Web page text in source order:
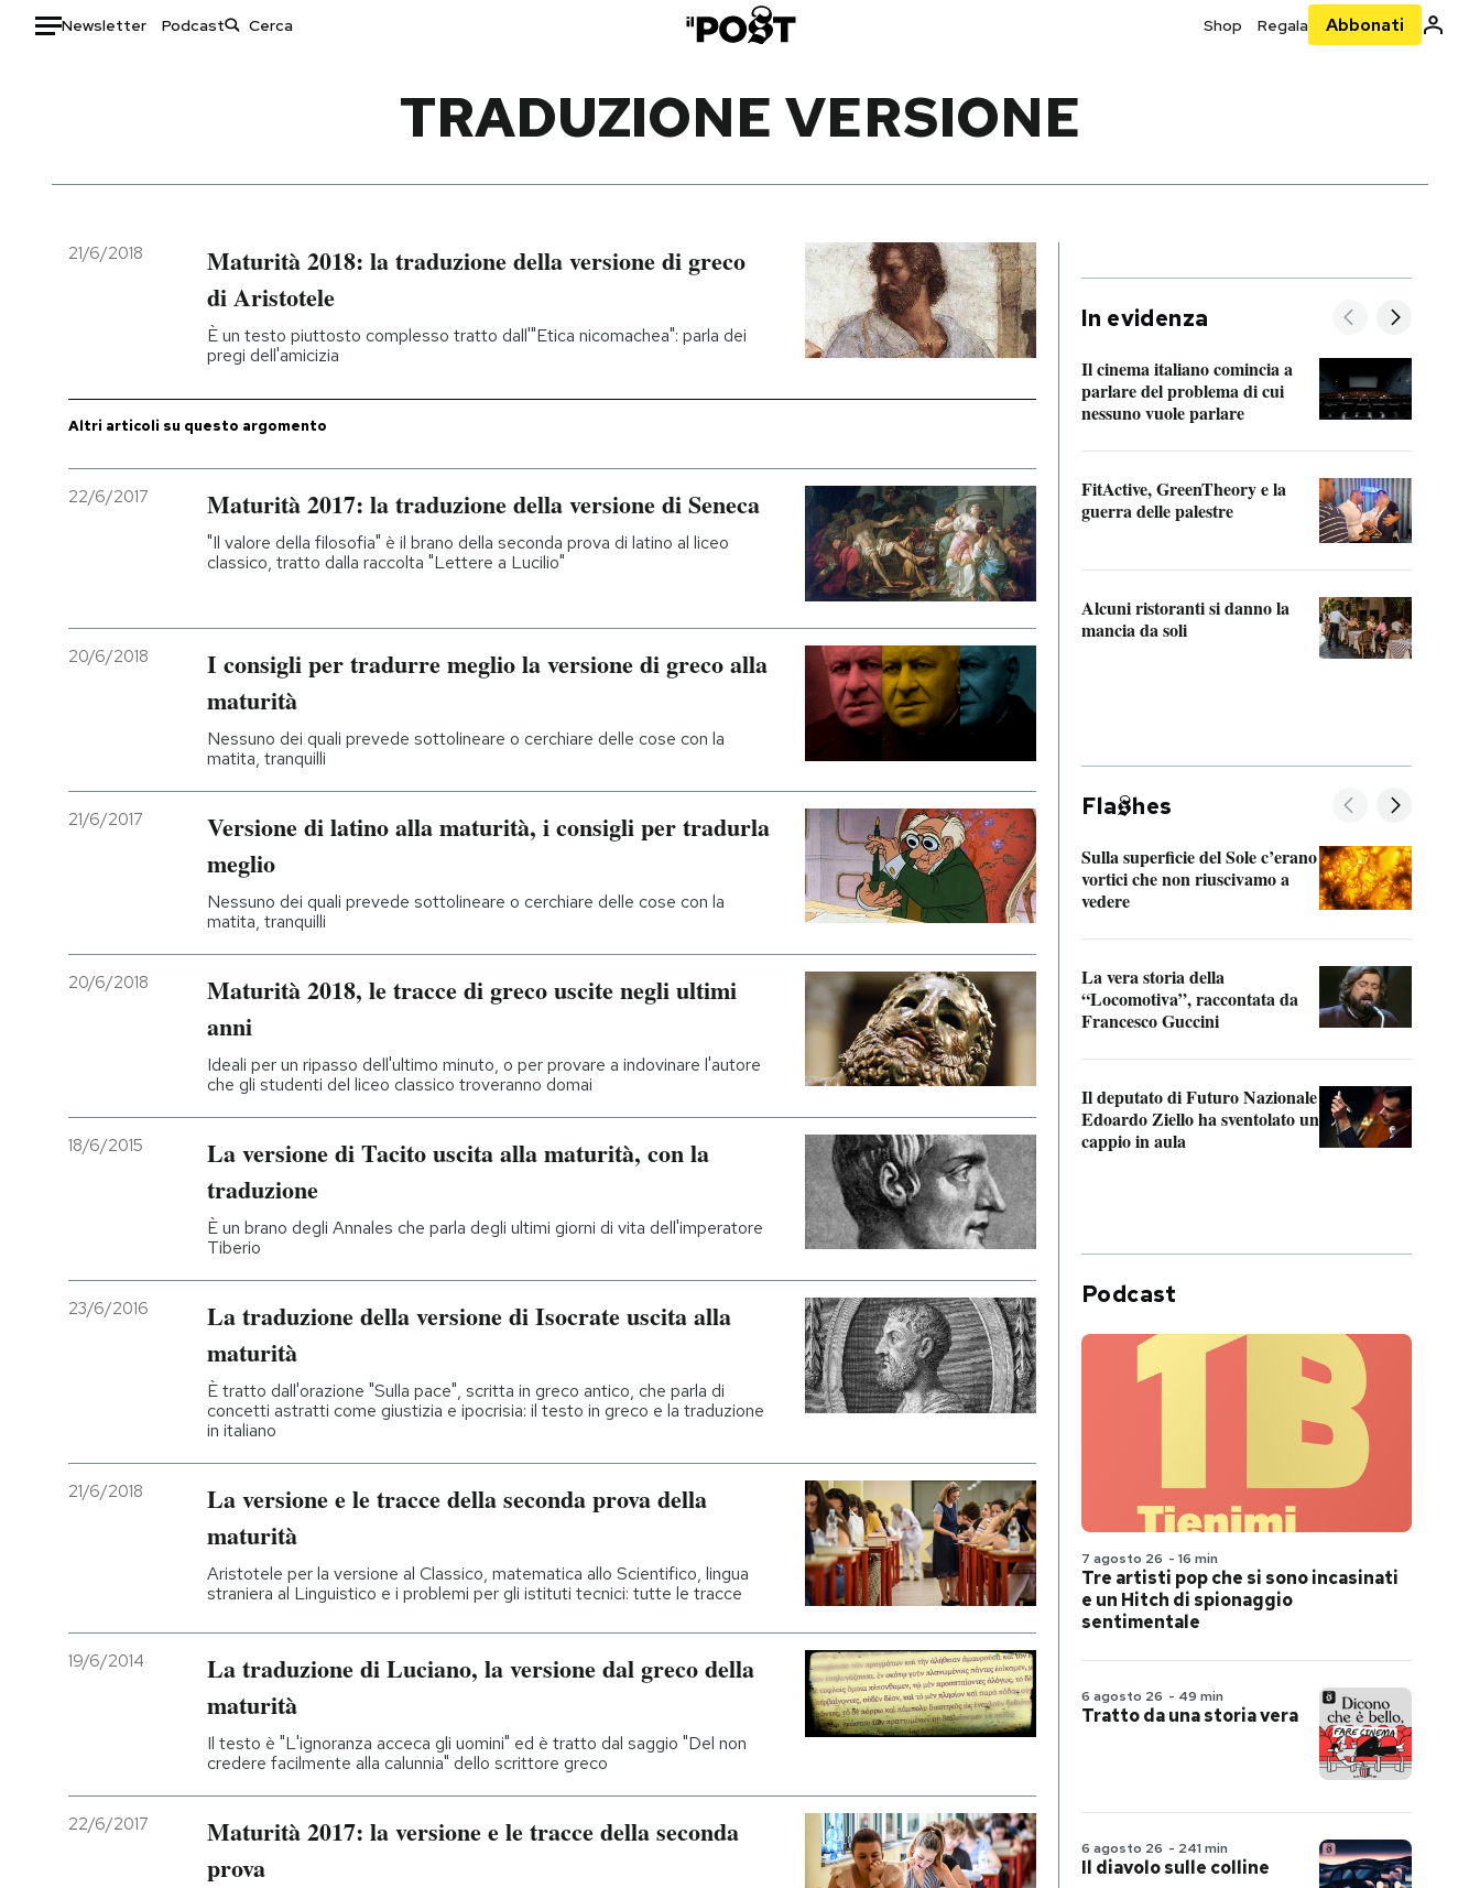
Newsletter Podcast Shop Regala Abbonati
Italia
Politica
Moda
Ok Boomer!
Media
CALENDARIO
AREA PERSONALE
TRADUZIONE VERSIONE
21/6/2018
Maturità 2018: la traduzione della versione di greco
di Aristotele
È un testo piuttosto complesso tratto dall'"Etica nicomachea": parla dei
pregi dell'amicizia
Altri articoli su questo argomento
22/6/2017 Maturità 2017: la traduzione della versione di Seneca
"Il valore della filosofia" è il brano della seconda prova di latino al liceo
classico, tratto dalla raccolta "Lettere a Lucilio"
20/6/2018
I consigli per tradurre meglio la versione di greco alla
maturità
Nessuno dei quali prevede sottolineare o cerchiare delle cose con la
matita, tranquilli
21/6/2017
Versione di latino alla maturità, i consigli per tradurla
meglio
Nessuno dei quali prevede sottolineare o cerchiare delle cose con la
matita, tranquilli
20/6/2018
Maturità 2018, le tracce di greco uscite negli ultimi
anni
Ideali per un ripasso dell'ultimo minuto, o per provare a indovinare l'autore
che gli studenti del liceo classico troveranno domai
18/6/2015
La versione di Tacito uscita alla maturità, con la
traduzione
È un brano degli Annales che parla degli ultimi giorni di vita dell'imperatore
Tiberio
23/6/2016
La traduzione della versione di Isocrate uscita alla
maturità
È tratto dall'orazione "Sulla pace", scritta in greco antico, che parla di
concetti astratti come giustizia e ipocrisia: il testo in greco e la traduzione
in italiano
21/6/2018
La versione e le tracce della seconda prova della
maturità
Aristotele per la versione al Classico, matematica allo Scientifico, lingua
straniera al Linguistico e i problemi per gli istituti tecnici: tutte le tracce
19/6/2014
La traduzione di Luciano, la versione dal greco della
maturità
Il testo è "L'ignoranza acceca gli uomini" ed è tratto dal saggio "Del non
credere facilmente alla calunnia" dello scrittore greco
22/6/2017
Maturità 2017: la versione e le tracce della seconda
prova
In evidenza
Il cinema italiano comincia a
parlare del problema di cui
nessuno vuole parlare
FitActive, GreenTheory e la
guerra delle palestre
Alcuni ristoranti si danno la
mancia da soli
Fla hes
Sulla superficie del Sole c’erano
vortici che non riuscivamo a
vedere
La vera storia della
“Locomotiva”, raccontata da
Francesco Guccini
Il deputato di Futuro Nazionale
Edoardo Ziello ha sventolato un
cappio in aula
Podcast
7 agosto 26 - 16 min
Tre artisti pop che si sono incasinati
e un Hitch di spionaggio
sentimentale
6 agosto 26 - 49 min
Tratto da una storia vera
6 agosto 26 - 241 min
Il diavolo sulle colline